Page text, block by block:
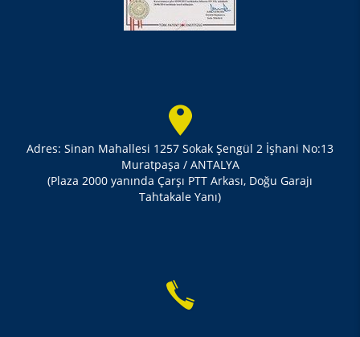
Adres: Sinan Mahallesi 1257 Sokak Şengül 2 İşhani No:13
Muratpaşa / ANTALYA
(Plaza 2000 yanında Çarşı PTT Arkası, Doğu Garajı
Tahtakale Yanı)